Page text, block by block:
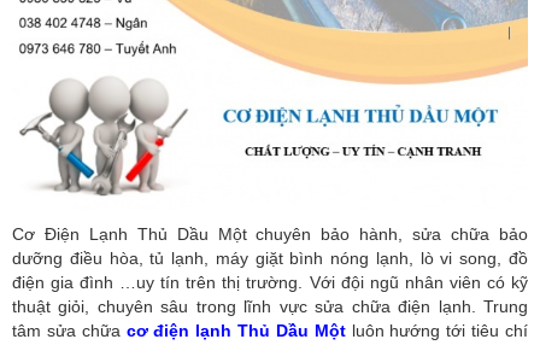
Cơ Điện Lạnh Thủ Dầu Một chuyên bảo hành, sửa chữa bảo
dưỡng điều hòa, tủ lạnh, máy giặt bình nóng lạnh, lò vi song, đồ
điện gia đình …uy tín trên thị trường. Với đội ngũ nhân viên có kỹ
thuật giỏi, chuyên sâu trong lĩnh vực sửa chữa điện lạnh. Trung
tâm sửa chữa cơ điện lạnh Thủ Dầu Mộtluôn hướng tới tiêu chí